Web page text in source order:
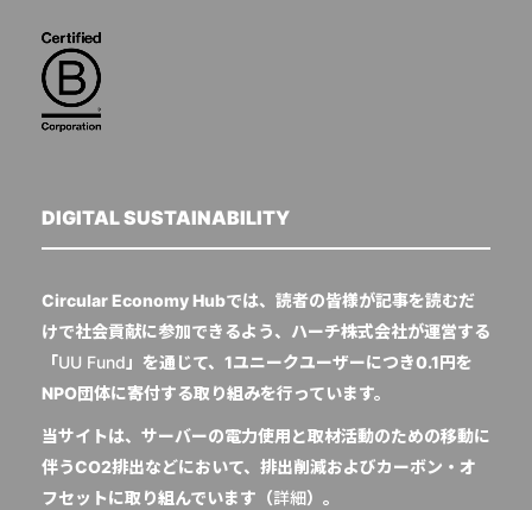
DIGITAL SUSTAINABILITY
Circular Economy Hubでは、読者の皆様が記事を読むだ
けで社会貢献に参加できるよう、ハーチ株式会社が運営する
「UU Fund 」を通じて、1ユニークユーザーにつき0.1円を
NPO団体に寄付する取り組みを行っています。
当サイトは、サーバーの電力使用と取材活動のための移動に
伴うCO2排出などにおいて、排出削減およびカーボン・オ
フセットに取り組んでいます（詳細）。